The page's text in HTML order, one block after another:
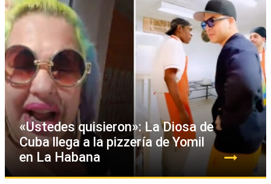
«Ustedes quisieron»: La Diosa de
Cuba llega a la pizzería de Yomil
en La Habana